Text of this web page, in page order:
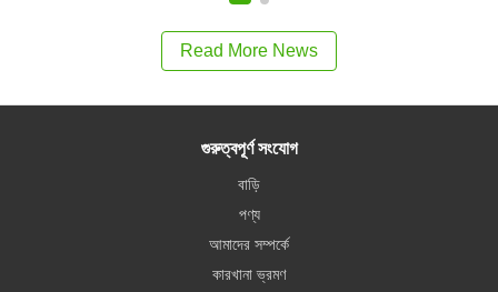
Read More News
গুরুত্বপূর্ণ সংযোগ
বাড়ি
পণ্য
আমাদের সম্পর্কে
কারখানা ভ্রমণ